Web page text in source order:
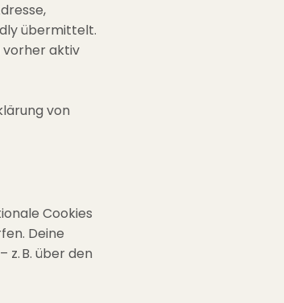
übermittelt.
vorher aktiv
von
Cookies
Deine
z. B. über den